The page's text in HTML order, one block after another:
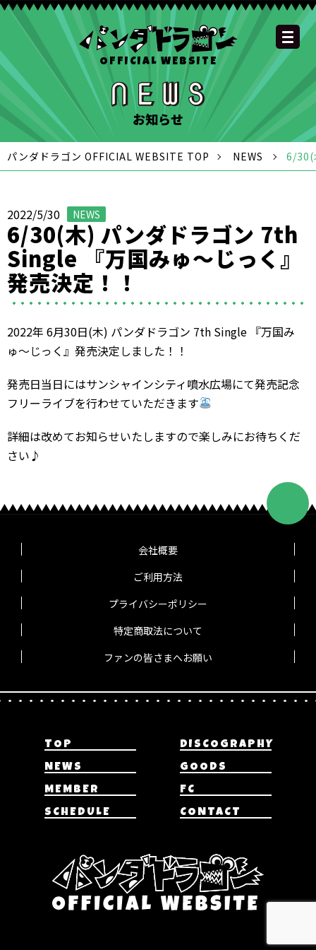
OFFICIAL WEBSITEOFFICIAL SITE TOP
NEWS MEMBER
SCHEDULE DISCOGRAPHY
GOODS
FAQ CONTACT
YOUTUBE
CHANNEL
INSTAGRAM
OFFICIAL
TWITTER
OFFICIAL LINE
ACCOUNT
OFFICIAL
TIKTOK
お知らせ
パンダドラゴン OFFICIAL WEBSITE TOP NEWS 6/30(
2022/5/30 NEWS
6/30(木) パンダドラゴン 7th
Single 『万国みゅ〜じっく』
発売決定！！
2022年 6月30日(木) パンダドラゴン 7th Single 『万国み
ゅ〜じっく』発売決定しました！！
発売日当日にはサンシャインシティ噴水広場にて発売記念
フリーライブを行わせていただきます
詳細は改めてお知らせいたしますので楽しみにお待ちくだ
さい♪
会社概要
ご利用方法
プライバシーポリシー
特定商取法について
ファンの皆さまへお願い
TOP
DISCOGRAPHY
NEWS
GOODS
MEMBER
FC
SCHEDULE
CONTACT